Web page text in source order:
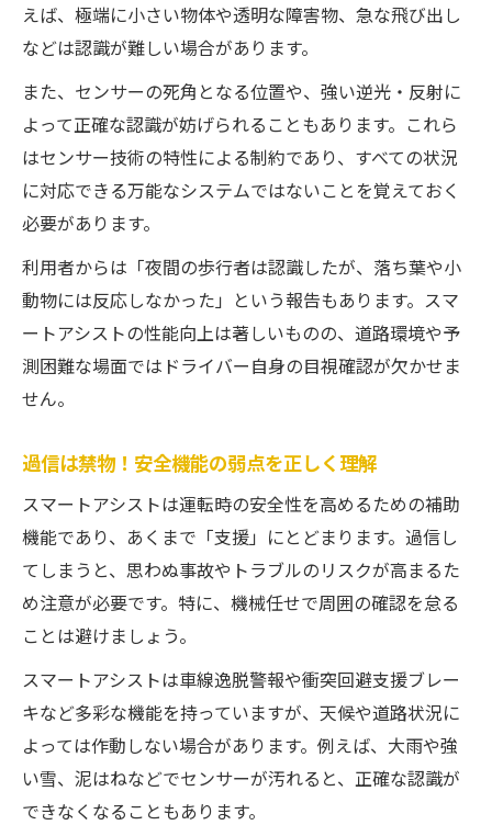
えば、極端に小さい物体や透明な障害物、急な飛び出し
などは認識が難しい場合があります。
また、センサーの死角となる位置や、強い逆光・反射に
よって正確な認識が妨げられることもあります。これら
はセンサー技術の特性による制約であり、すべての状況
に対応できる万能なシステムではないことを覚えておく
必要があります。
利用者からは「夜間の歩行者は認識したが、落ち葉や小
動物には反応しなかった」という報告もあります。スマ
ートアシストの性能向上は著しいものの、道路環境や予
測困難な場面ではドライバー自身の目視確認が欠かせま
せん。
過信は禁物！安全機能の弱点を正しく理解
スマートアシストは運転時の安全性を高めるための補助
機能であり、あくまで「支援」にとどまります。過信し
てしまうと、思わぬ事故やトラブルのリスクが高まるた
め注意が必要です。特に、機械任せで周囲の確認を怠る
ことは避けましょう。
スマートアシストは車線逸脱警報や衝突回避支援ブレー
キなど多彩な機能を持っていますが、天候や道路状況に
よっては作動しない場合があります。例えば、大雨や強
い雪、泥はねなどでセンサーが汚れると、正確な認識が
できなくなることもあります。